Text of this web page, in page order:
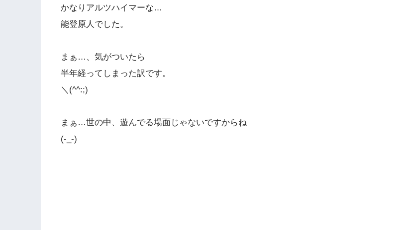
かなりアルツハイマーな…
能登原人でした。
まぁ…、気がついたら
半年経ってしまった訳です。
＼(^^:;)
まぁ…世の中、遊んでる場面じゃないですからね
(-_-)